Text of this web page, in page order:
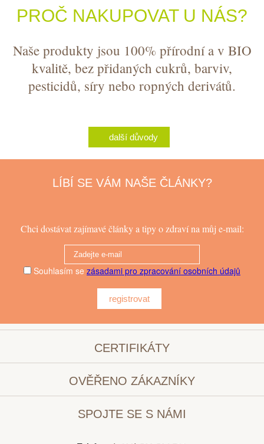
PROČ NAKUPOVAT U NÁS?
Naše produkty jsou 100% přírodní a v BIO
kvalitě, bez přidaných cukrů, barviv,
pesticidů, síry nebo ropných derivátů.
další důvody
LÍBÍ SE VÁM NAŠE ČLÁNKY?
Chci dostávat zajímavé články a tipy o zdraví na můj e-mail:
Souhlasím se zásadami pro zpracování osobních údajů
registrovat
CERTIFIKÁTY
OVĚŘENO ZÁKAZNÍKY
SPOJTE SE S NÁMI